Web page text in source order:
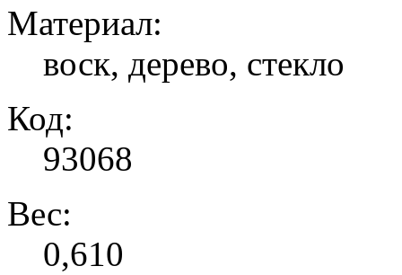
Материал:
воск, дерево, стекло
Код:
93068
Вес:
0,610